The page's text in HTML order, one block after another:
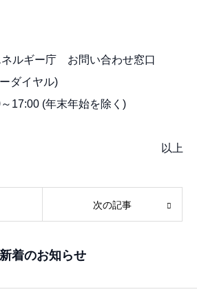
ルギー庁 お問い合わせ窓口
ダイヤル)
17:00 (年末年始を除く)
以上
次の記事
新着のお知らせ